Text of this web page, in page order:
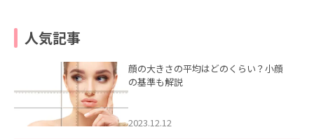
人気記事
顔の大きさの平均はどのくらい？小顔
の基準も解説
2023.12.12